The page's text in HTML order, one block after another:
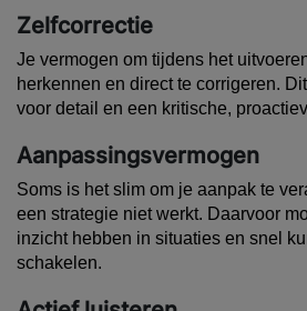
Zelfcorrectie
Je vermogen om tijdens het
herkennen en direct te corrigeren.
voor detail en een kritische,
Aanpassingsvermogen
Soms is het slim om je aanpak te
een strategie niet werkt. Daarvoor
inzicht hebben in situaties en snel
schakelen.